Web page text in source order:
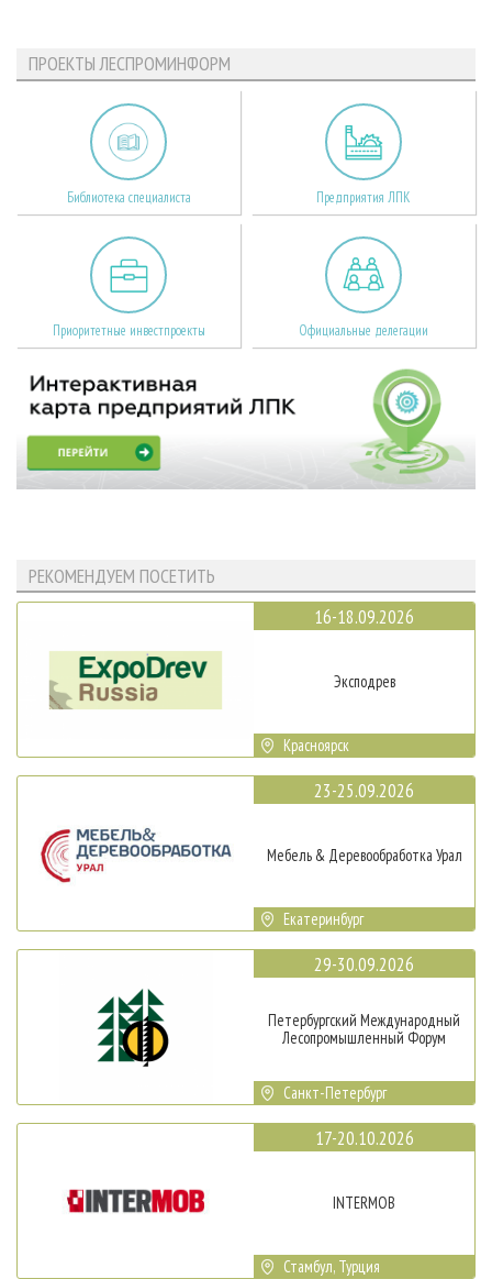
ПРОЕКТЫ ЛЕСПРОМИНФОРМ
Библиотека специалиста Предприятия ЛПК
Приоритетные инвестпроекты Официальные делегации
РЕКОМЕНДУЕМ ПОСЕТИТЬ
16-18.09.2026
Эксподрев
Красноярск
23-25.09.2026
Мебель & Деревообработка Урал
Екатеринбург
29-30.09.2026
Петербургский Международный
Лесопромышленный Форум
Санкт-Петербург
17-20.10.2026
INTERMOB
Стамбул, Турция